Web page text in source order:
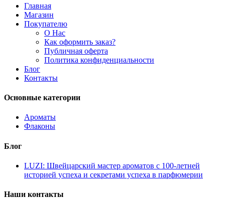
Главная
Магазин
Покупателю
О Нас
Как оформить заказ?
Публичная оферта
Политика конфиденциальности
Блог
Контакты
Основные категории
Ароматы
Флаконы
Блог
LUZI: Швейцарский мастер ароматов с 100-летней
историей успеха и секретами успеха в парфюмерии
Наши контакты